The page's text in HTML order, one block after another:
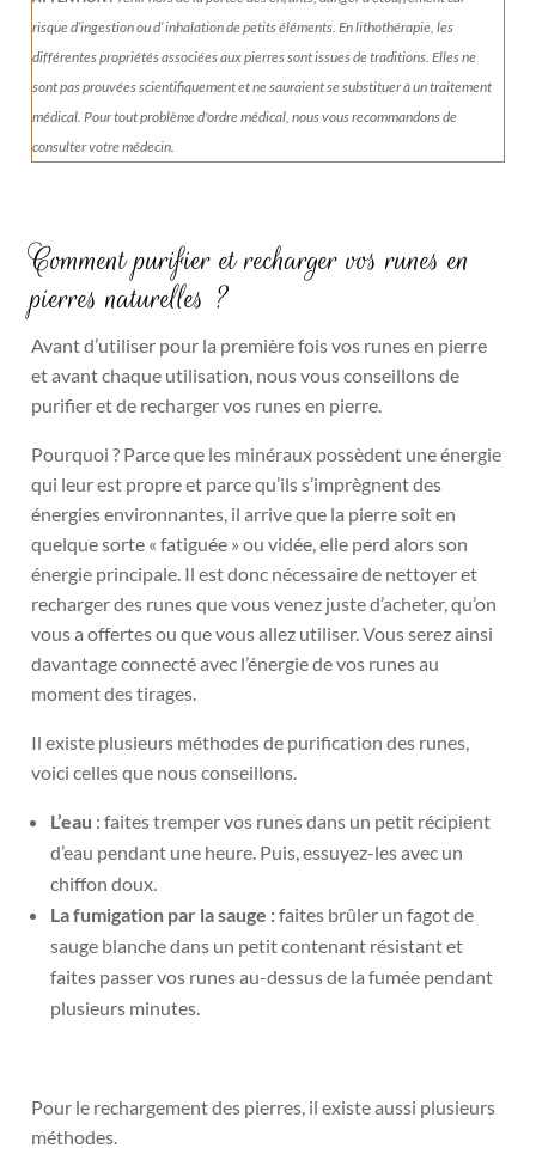
risque d’ingestion ou d’ inhalation de petits éléments.En lithothérapie, les
différentes propriétés associées aux pierres sont issues de traditions. Elles ne
sont pas prouvées scientifiquement et ne sauraient se substituer à un traitement
médical. Pour tout problème d'ordre médical, nous vous recommandons de
consulter votre médecin.
Comment purifier et recharger vos runes en
pierres naturelles ?
Avant d’utiliser pour la première fois vos runes en pierre
et avant chaque utilisation, nous vous conseillons de
purifier et de recharger vos runes en pierre.
Pourquoi ? Parce que les minéraux possèdent une énergie
qui leur est propre et parce qu’ils s’imprègnent des
énergies environnantes, il arrive que la pierre soit en
quelque sorte « fatiguée » ou vidée, elle perd alors son
énergie principale. Il est donc nécessaire de nettoyer et
recharger des runes que vous venez juste d’acheter, qu’on
vous a offertes ou que vous allez utiliser. Vous serez ainsi
davantage connecté avec l’énergie de vos runes au
moment des tirages.
Il existe plusieurs méthodes de purification des runes,
voici celles que nous conseillons.
L’eau : faites tremper vos runes dans un petit récipient
d’eau pendant une heure. Puis, essuyez-les avec un
chiffon doux.
La fumigation par la sauge :faites brûler un fagot de
sauge blanche dans un petit contenant résistant et
faites passer vos runes au-dessus de la fumée pendant
plusieurs minutes.
Pour le rechargement des pierres, il existe aussi plusieurs
méthodes.